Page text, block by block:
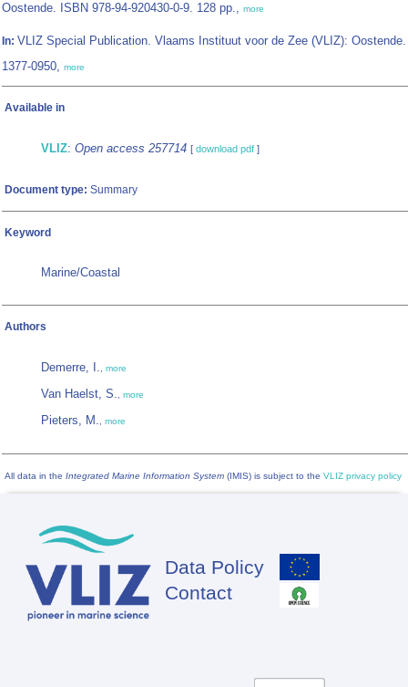
Oostende. ISBN 978-94-920430-0-9. 128 pp., more
In: VLIZ Special Publication. Vlaams Instituut voor de Zee (VLIZ):
1377-0950, more
Available in
VLIZ: Open access 257714 [ download pdf ]
Document type: Summary
Keyword
Marine/Coastal
Authors
Demerre, I., more
Van Haelst, S., more
Pieters, M., more
All data in the Integrated Marine Information System (IMIS) is subject to the VLIZ privacy policy
Footer
Data Policy
Contact